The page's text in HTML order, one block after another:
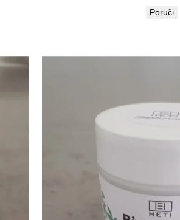
Poruči